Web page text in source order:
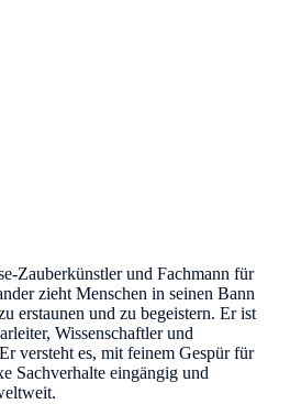
Zauberkünstler und Fachmann für
zieht Menschen in seinen Bann
erstaunen und zu begeistern. Er ist
Wissenschaftler und
versteht es, mit feinem Gespür für
Sachverhalte eingängig und